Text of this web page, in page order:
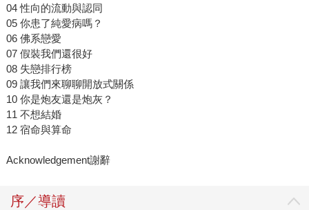
04 性向的流動與認同
05 你患了純愛病嗎？
06 佛系戀愛
07 假裝我們還很好
08 失戀排行榜
09 讓我們來聊聊開放式關係
10 你是炮友還是炮灰？
11 不想結婚
12 宿命與算命
Acknowledgement謝辭
序／導讀